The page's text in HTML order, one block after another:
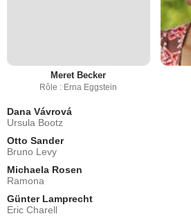
Meret Becker
Rôle : Erna Eggstein
Dana Vávrová
Ursula Bootz
Otto Sander
Bruno Levy
Michaela Rosen
Ramona
Günter Lamprecht
Eric Charell